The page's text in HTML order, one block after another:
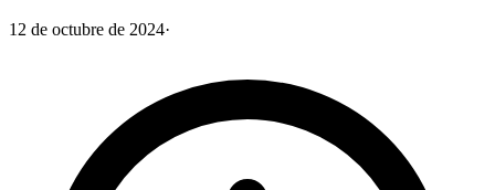
12 de octubre de 2024·